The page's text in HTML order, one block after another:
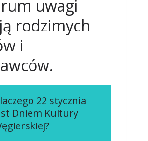
uwagi
rodzimych
i
22 stycznia
Dniem Kultury